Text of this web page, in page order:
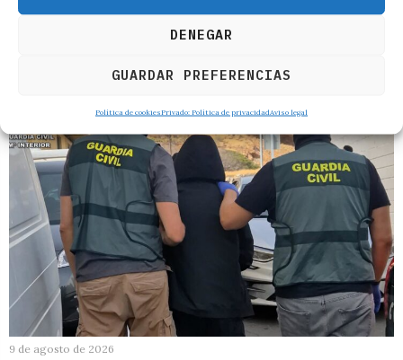
DENEGAR
GUARDAR PREFERENCIAS
Política de cookiesPrivado: Política de privacidadAviso legal
RELACIONADOS
9 de agosto de 2026